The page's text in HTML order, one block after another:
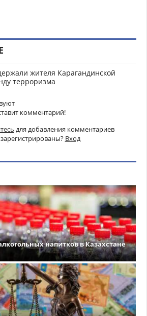
жителя Карагандинской
терроризма
комментарий!
для добавления комментариев
Вход
напитков в Казахстане